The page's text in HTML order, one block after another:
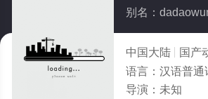
别名：
中国大陆 国产
语言： 汉语普通
导演： 未知